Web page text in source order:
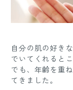
自分の肌の好き
でいてくれるとこ
でも、年齢を重
てきました。